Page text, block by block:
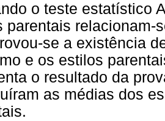
o teste estatístico
parentais relacionam-
se a existência
e os estilos
o resultado da
as médias dos